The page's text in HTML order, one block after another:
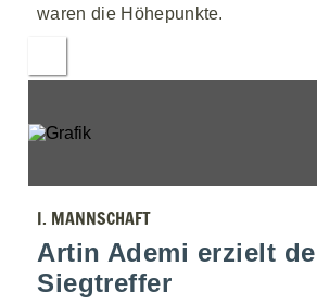
waren die Höhepunkte.
I. MANNSCHAFT
Artin Ademi erzielt
Siegtreffer